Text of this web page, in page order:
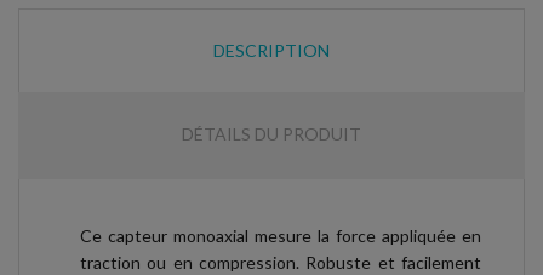
DESCRIPTION
DÉTAILS DU PRODUIT
Ce capteur monoaxial mesure la force appliquée en
traction ou en compression. Robuste et facilement